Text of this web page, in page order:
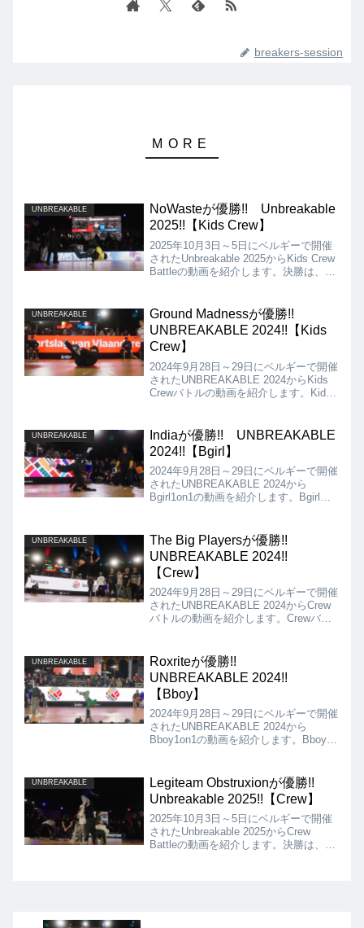
breakers-session
UNBREAKABLE
NoWasteが優勝!! Unbreakable
2025!!【Kids Crew】
2025年10月3日～5日にベルギーで開催
されたUnbreakable 2025からKids Crew
Battleの動画を紹介します。決勝は、
た!!
UNBREAKABLE
Ground Madnessが優勝!!
UNBREAKABLE 2024!!【Kids
Crew】
2024年9月28日～29日にベルギーで開催
されたUNBREAKABLE 2024からKids
Crewバトルの動画を紹介します。Kids
は、Ground Madnessが優勝となりまし
た!!
UNBREAKABLE
Indiaが優勝!! UNBREAKABLE
2024!!【Bgirl】
2024年9月28日～29日にベルギーで開催
されたUNBREAKABLE 2024から
Bgirl1on1の動画を紹介します。Bgirlの
した!!
UNBREAKABLE
The Big Playersが優勝!!
UNBREAKABLE 2024!!
【Crew】
2024年9月28日～29日にベルギーで開催
されたUNBREAKABLE 2024からCrew
バトルの動画を紹介します。Crewバト
The Big Playersが優勝となりました!!
UNBREAKABLE
Roxriteが優勝!!
UNBREAKABLE 2024!!
【Bboy】
2024年9月28日～29日にベルギーで開催
されたUNBREAKABLE 2024から
Bboy1on1の動画を紹介します。Bboyの
た!!
UNBREAKABLE
Legiteam Obstruxionが優勝!!
Unbreakable 2025!!【Crew】
2025年10月3日～5日にベルギーで開催
されたUnbreakable 2025からCrew
Battleの動画を紹介します。決勝は、